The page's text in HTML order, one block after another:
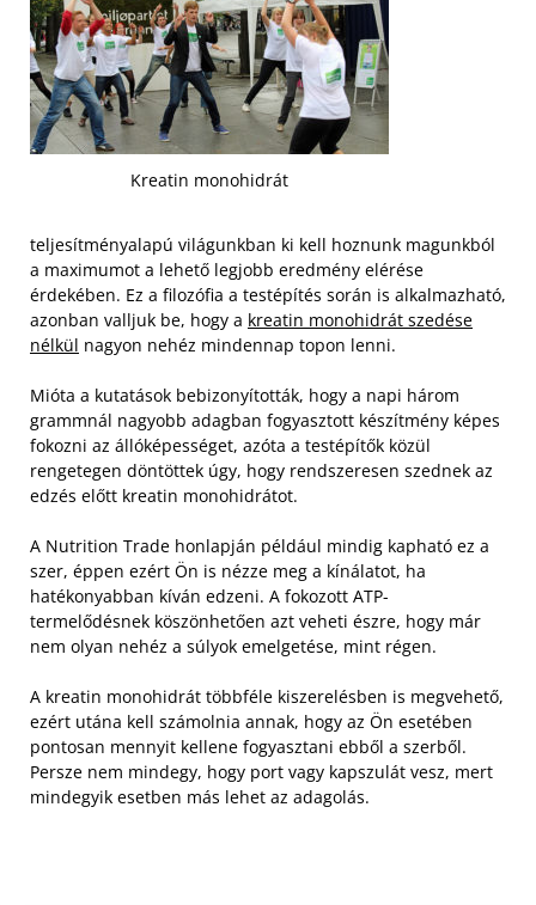
Kreatin monohidrát
teljesítményalapú világunkban ki kell hoznunk magunkból
a maximumot a lehető legjobb eredmény elérése
érdekében. Ez a filozófia a testépítés során is alkalmazható,
azonban valljuk be, hogy a kreatin monohidrát szedése
nélkül nagyon nehéz mindennap topon lenni.
Mióta a kutatások bebizonyították, hogy a napi három
grammnál nagyobb adagban fogyasztott készítmény képes
fokozni az állóképességet, azóta a testépítők közül
rengetegen döntöttek úgy, hogy rendszeresen szednek az
edzés előtt kreatin monohidrátot.
A Nutrition Trade honlapján például mindig kapható ez a
szer, éppen ezért Ön is nézze meg a kínálatot, ha
hatékonyabban kíván edzeni. A fokozott ATP-
termelődésnek köszönhetően azt veheti észre, hogy már
nem olyan nehéz a súlyok emelgetése, mint régen.
A kreatin monohidrát többféle kiszerelésben is megvehető,
ezért utána kell számolnia annak, hogy az Ön esetében
pontosan mennyit kellene fogyasztani ebből a szerből.
Persze nem mindegy, hogy port vagy kapszulát vesz, mert
mindegyik esetben más lehet az adagolás.